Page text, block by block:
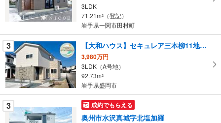
ペ
ー
に
保
存
す
る
3LDK
71.21m2
（登記）
岩手県一関市田村町
3 【大和ハウス】セキュレア三本柳11地割 （分譲住宅）
3,980万円
3LDK（A号地）
92.73m2
岩手県盛岡市
3 成約でもらえる
奥州市水沢真城字北塩加羅